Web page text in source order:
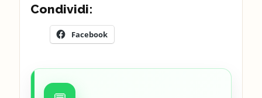
Condividi:
Facebook